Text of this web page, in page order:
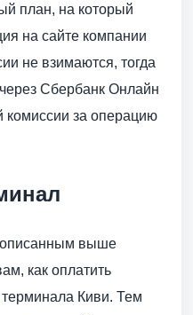
план, на который
на сайте компании
не взимаются, тогда
Сбербанк Онлайн
комиссии за операцию
описанным выше
как оплатить
Киви. Тем